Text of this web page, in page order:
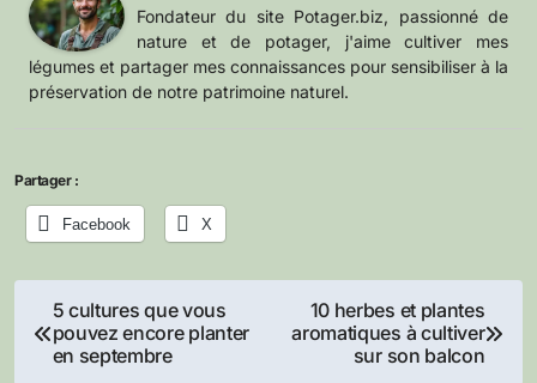
Fondateur du site Potager.biz, passionné de
nature et de potager, j'aime cultiver mes
légumes et partager mes connaissances pour sensibiliser à la
préservation de notre patrimoine naturel.
Partager :
Facebook X
Navigation
de
5 cultures que vous
pouvez encore planter
en septembre
10 herbes et plantes
aromatiques à cultiver
sur son balcon